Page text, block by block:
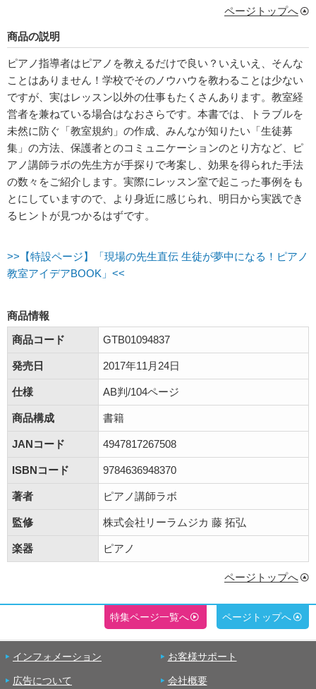
ページトップへ
商品の説明
ピアノ指導者はピアノを教えるだけで良い？いえいえ、そんな
ことはありません！学校でそのノウハウを教わることは少ない
ですが、実はレッスン以外の仕事もたくさんあります。教室経
営者を兼ねている場合はなおさらです。本書では、トラブルを
未然に防ぐ「教室規約」の作成、みんなが知りたい「生徒募
集」の方法、保護者とのコミュニケーションのとり方など、ピ
アノ講師ラボの先生方が手探りで考案し、効果を得られた手法
の数々をご紹介します。実際にレッスン室で起こった事例をも
とにしていますので、より身近に感じられ、明日から実践でき
るヒントが見つかるはずです。
>>【特設ページ】「現場の先生直伝 生徒が夢中になる！ピアノ
教室アイデアBOOK」<<
商品情報
商品コード
GTB01094837
発売日 2017年11月24日
仕様 AB判/104ページ
商品構成 書籍
JANコード 4947817267508
ISBNコード 9784636948370
著者 ピアノ講師ラボ
監修 株式会社リーラムジカ 藤 拓弘
楽器 ピアノ
ページトップへ
特集ページ一覧へ ページトップへ
インフォメーション お客様サポート
広告について 会社概要